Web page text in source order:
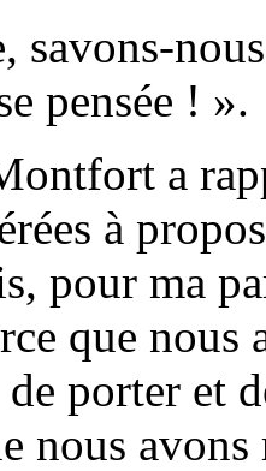
savons-
pensée ! ».
a
à
pour ma
que nous
porter et
nous avons